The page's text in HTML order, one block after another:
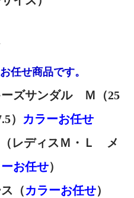
任せ商品です。
ーズサンダル Ｍ（25
） カラーお任せ
（レディスＭ・Ｌ メ
お任せ）
（カラーお任せ）